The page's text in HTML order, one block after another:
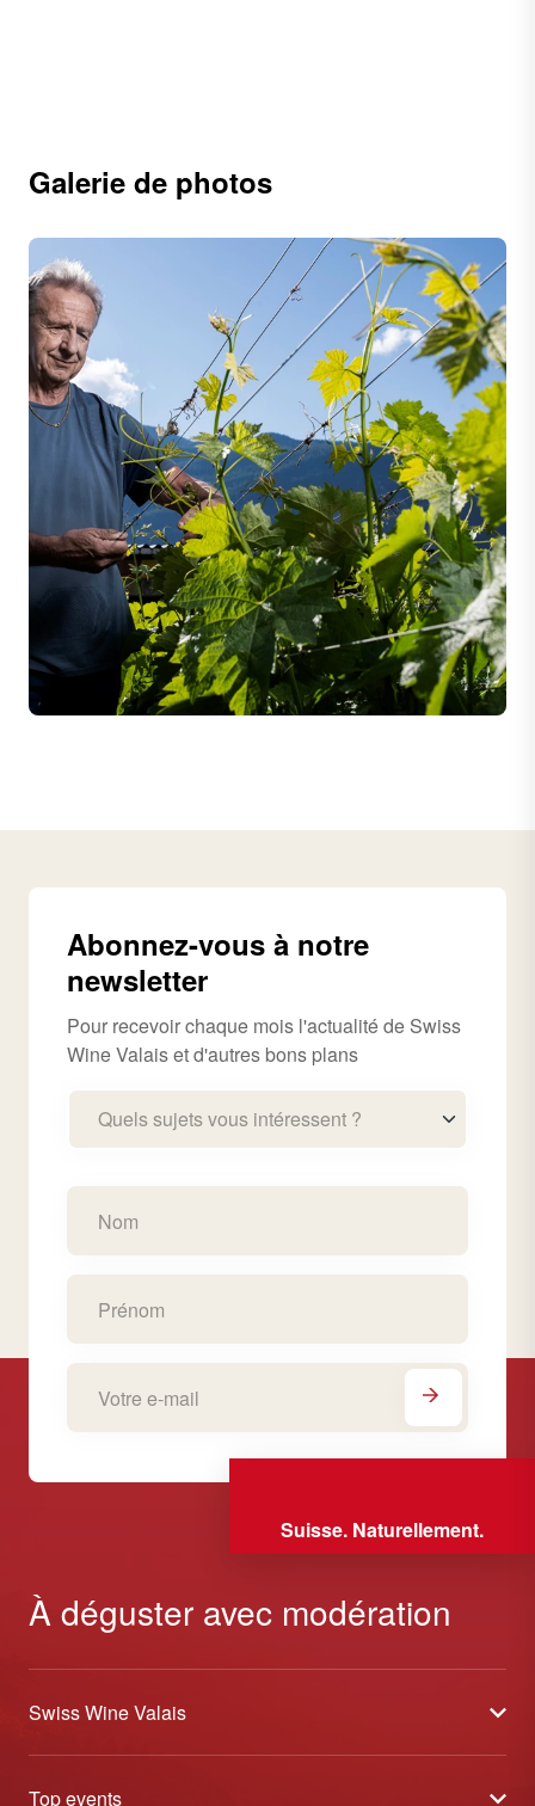
Galerie de photos
Abonnez-vous à notre
newsletter
Pour recevoir chaque mois l'actualité de Swiss
Wine Valais et d'autres bons plans
Quels sujets vous intéressent ?
Suisse. Naturellement.
À déguster avec modération
Swiss Wine Valais
À propos
Top events